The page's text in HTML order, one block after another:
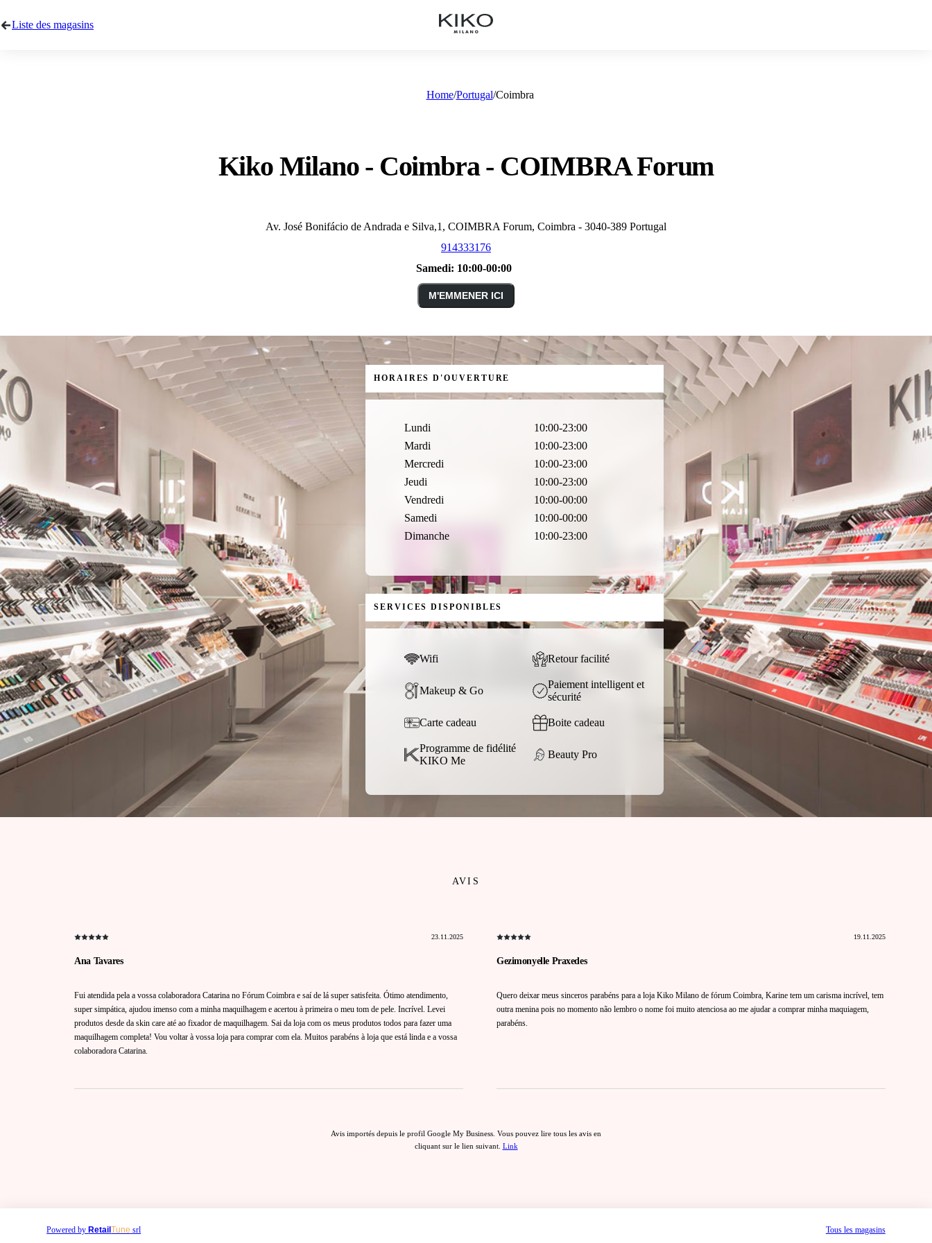
Liste des magasins
Home Portugal Coimbra
Kiko Milano - Coimbra - COIMBRA Forum
Av. José Bonifácio de Andrada e Silva,1, COIMBRA Forum, Coimbra - 3040-389 Portugal
914333176
Samedi: 10:00-00:00
M'EMMENER ICI
HORAIRES D'OUVERTURE
Lundi
10:00-23:00
Mardi
10:00-23:00
Mercredi
10:00-23:00
Jeudi
10:00-23:00
Vendredi
10:00-00:00
Samedi
10:00-00:00
Dimanche
10:00-23:00
SERVICES DISPONIBLES
Wifi Retour facilité
Makeup & Go
Paiement intelligent et
sécurité
Carte cadeau Boite cadeau
Programme de fidélité
KIKO Me
Beauty Pro
AVIS
23.11.2025
Ana Tavares
Fui atendida pela a vossa colaboradora Catarina no Fórum Coimbra e saí de lá super satisfeita. Ótimo atendimento,
super simpática, ajudou imenso com a minha maquilhagem e acertou à primeira o meu tom de pele. Incrível. Levei
produtos desde da skin care até ao fixador de maquilhagem. Sai da loja com os meus produtos todos para fazer uma
maquilhagem completa! Vou voltar à vossa loja para comprar com ela. Muitos parabéns à loja que está linda e a vossa
colaboradora Catarina.
19.11.2025
Gezimonyelle Praxedes
Quero deixar meus sinceros parabéns para a loja Kiko Milano de fórum Coimbra, Karine tem um carisma incrível, tem
outra menina pois no momento não lembro o nome foi muito atenciosa ao me ajudar a comprar minha maquiagem,
parabéns.
Avis importés depuis le profil Google My Business. Vous pouvez lire tous les avis en
cliquant sur le lien suivant. Link
Powered by RetailTune srl Tous les magasins